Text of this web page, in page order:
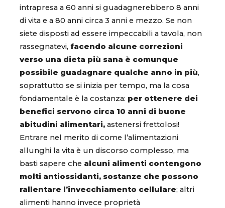
intrapresa a 60 anni si guadagnerebbero 8 anni
di vita e a 80 anni circa 3 anni e mezzo. Se non
siete disposti ad essere impeccabili a tavola, non
rassegnatevi, facendo alcune correzioni
verso una dieta più sana è comunque
possibile guadagnare qualche anno in più,
soprattutto se si inizia per tempo, ma la cosa
fondamentale è la costanza: per ottenere dei
benefici servono circa 10 anni di buone
abitudini alimentari, astenersi frettolosi!
Entrare nel merito di come l’alimentazioni
allunghi la vita è un discorso complesso, ma
basti sapere che alcuni alimenti contengono
molti antiossidanti, sostanze che possono
rallentare l’invecchiamento cellulare; altri
alimenti hanno invece proprietà